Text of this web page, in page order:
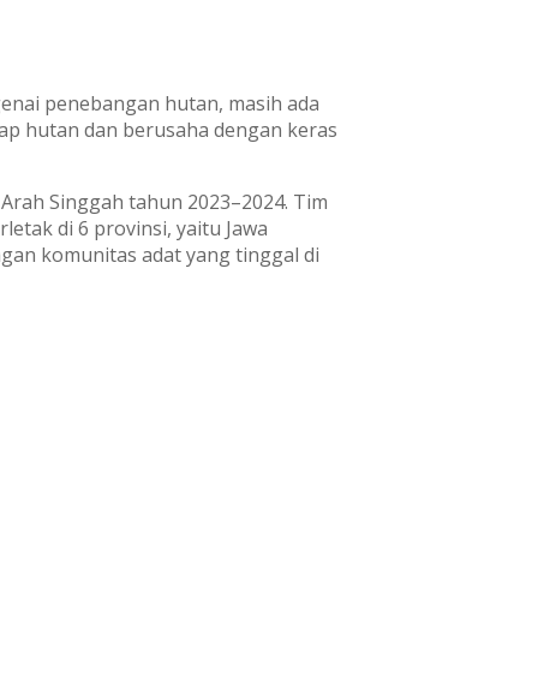
penebangan hutan, masih ada
hutan dan berusaha dengan keras
Singgah tahun 2023–2024. Tim
di 6 provinsi, yaitu Jawa
komunitas adat yang tinggal di